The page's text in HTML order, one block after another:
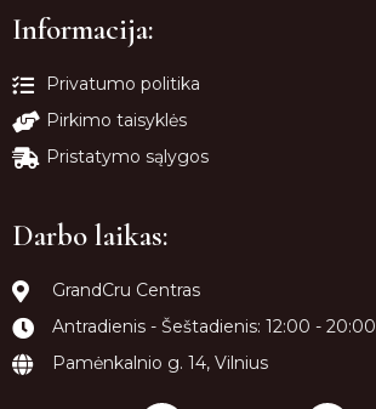
Informacija:
Privatumo politika
Pirkimo taisyklės
Pristatymo sąlygos
Darbo laikas:
GrandCru Centras
Antradienis - Šeštadienis: 12:00 - 20:00
Pamėnkalnio g. 14, Vilnius